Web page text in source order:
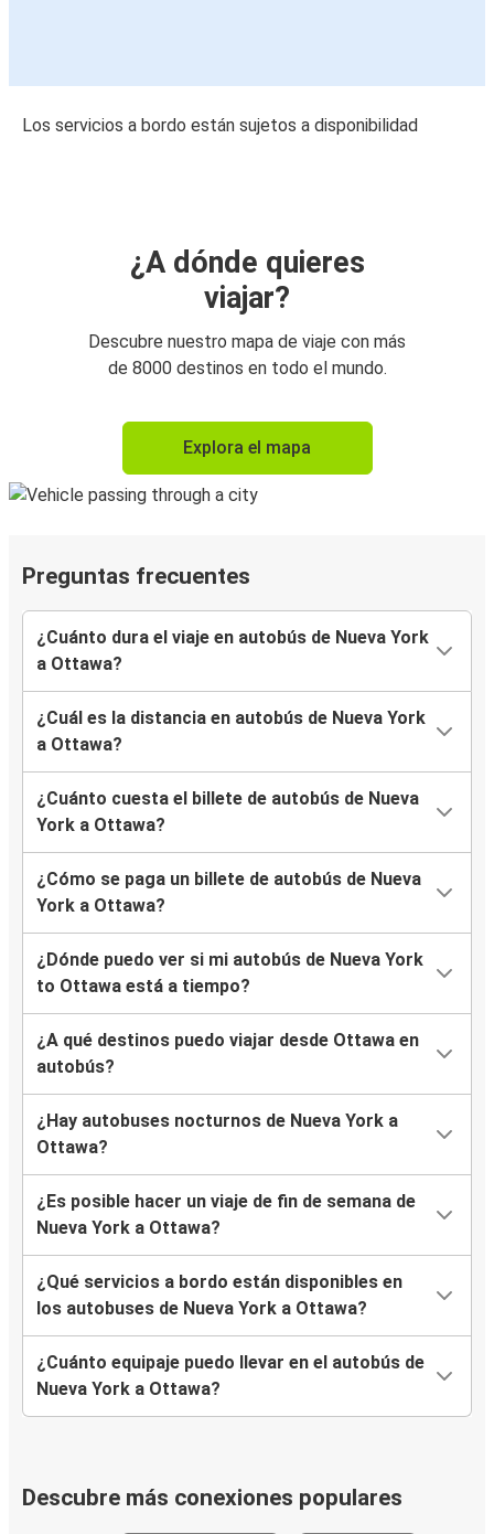
Los servicios a bordo están sujetos a disponibilidad
¿A dónde quieres
viajar?
Descubre nuestro mapa de viaje con más
de 8000 destinos en todo el mundo.
Explora el mapa
Preguntas frecuentes
¿Cuánto dura el viaje en autobús de Nueva York
a Ottawa?
¿Cuál es la distancia en autobús de Nueva York
a Ottawa?
¿Cuánto cuesta el billete de autobús de Nueva
York a Ottawa?
¿Cómo se paga un billete de autobús de Nueva
York a Ottawa?
¿Dónde puedo ver si mi autobús de Nueva York
to Ottawa está a tiempo?
¿A qué destinos puedo viajar desde Ottawa en
autobús?
¿Hay autobuses nocturnos de Nueva York a
Ottawa?
¿Es posible hacer un viaje de fin de semana de
Nueva York a Ottawa?
¿Qué servicios a bordo están disponibles en
los autobuses de Nueva York a Ottawa?
¿Cuánto equipaje puedo llevar en el autobús de
Nueva York a Ottawa?
Descubre más conexiones populares